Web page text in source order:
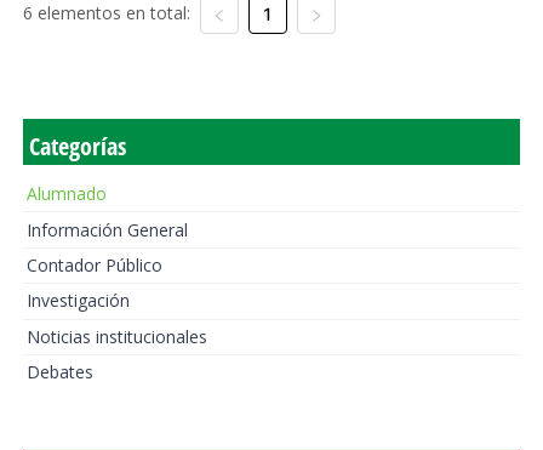
6 elementos en total: 1
Categorías
Alumnado
Información General
Contador Público
Investigación
Noticias institucionales
Debates